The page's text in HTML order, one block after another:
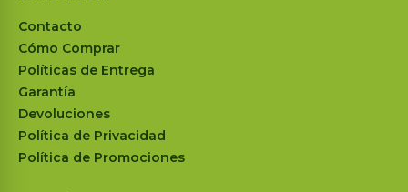
Contacto
Cómo Comprar
Políticas de Entrega
Garantía
Devoluciones
Política de Privacidad
Política de Promociones